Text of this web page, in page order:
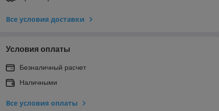
Все условия доставки
Условия оплаты
Безналичный расчет
Наличными
Все условия оплаты